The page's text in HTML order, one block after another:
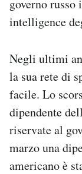
governo
intelligence
Negli ultimi
la sua rete di
facile. Lo
dipendente
riservate al
marzo una
americano è